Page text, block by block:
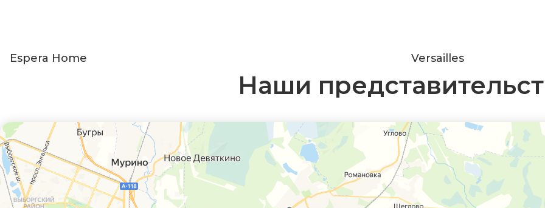
Espera Home Versailles
Наши